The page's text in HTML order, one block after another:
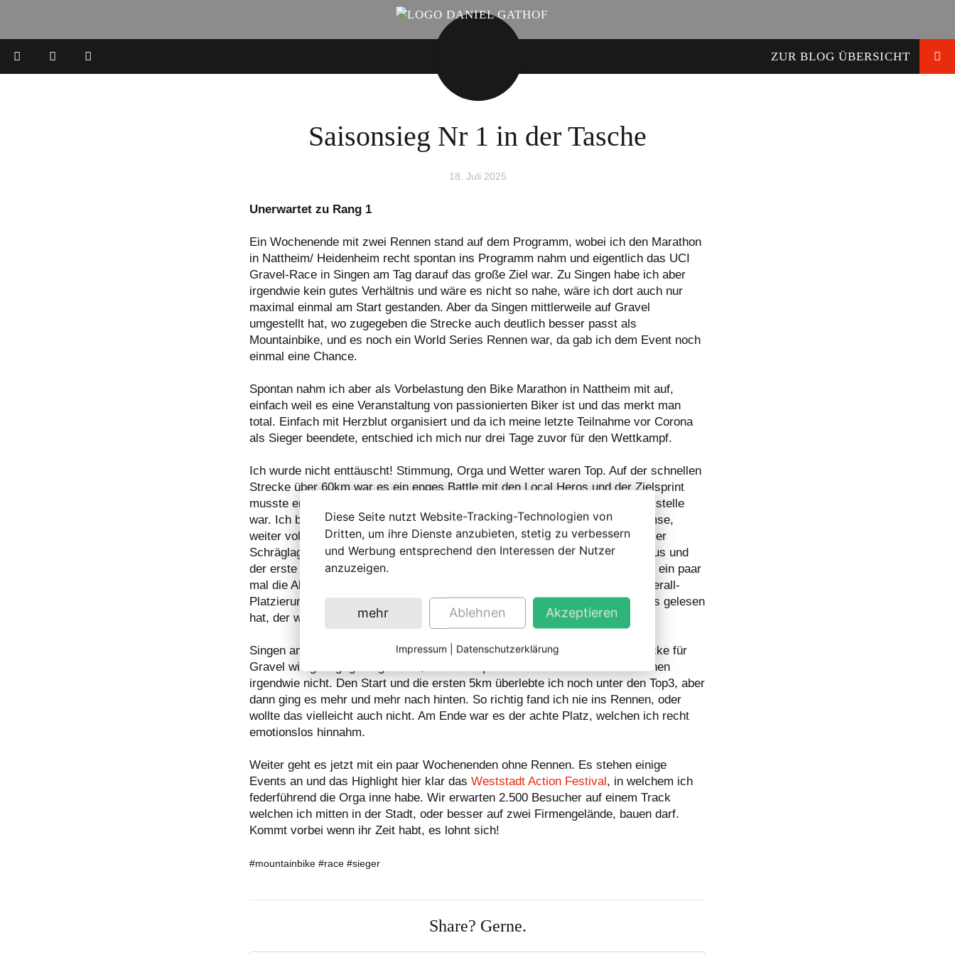
ZUR BLOG ÜBERSICHT
Saisonsieg Nr 1 in der Tasche
18. Juli 2025
Unerwartet zu Rang 1
Ein Wochenende mit zwei Rennen stand auf dem Programm, wobei ich den Marathon
in Nattheim/ Heidenheim recht spontan ins Programm nahm und eigentlich das UCI
Gravel-Race in Singen am Tag darauf das große Ziel war. Zu Singen habe ich aber
irgendwie kein gutes Verhältnis und wäre es nicht so nahe, wäre ich dort auch nur
maximal einmal am Start gestanden. Aber da Singen mittlerweile auf Gravel
umgestellt hat, wo zugegeben die Strecke auch deutlich besser passt als
Mountainbike, und es noch ein World Series Rennen war, da gab ich dem Event noch
einmal eine Chance.
Spontan nahm ich aber als Vorbelastung den Bike Marathon in Nattheim mit auf,
einfach weil es eine Veranstaltung von passionierten Biker ist und das merkt man
total. Einfach mit Herzblut organisiert und da ich meine letzte Teilnahme vor Corona
als Sieger beendete, entschied ich mich nur drei Tage zuvor für den Wettkampf.
Ich wurde nicht enttäuscht! Stimmung, Orga und Wetter waren Top. Auf der schnellen
Strecke über 60km war es ein enges Battle mit den Local Heros und der Zielsprint
musste entscheiden. Der war sauknapp da die Schikane zuvor die Schlüsselstelle
war. Ich bog knapp nicht wie geplant als erster ein. Also Finger von der Bremse,
weiter volle Watt in die Pedale hämmern und hoffen das der Reifen in extremer
Schräglage genug Grip hat. Erfahrung sowie Wille zahlten sich in dem Fall aus und
der erste richtige Saisonsieg war in der Tasche. Zwar konnte ich 2025 schon ein paar
mal die Altersklasse gewinnen, für mich entscheidend ist aber immer die Overall-
Platzierung und hier war der Sieg Balsam für die Seele. Wer die letzten Blogs gelesen
hat, der weiß warum.
Singen am Tag darauf war dann nur noch Bonus und auch wenn ich die Strecke für
Gravel wie gesagt ganz gut fand, wollten Kopf und Beine in dem 110km Rennen
irgendwie nicht. Den Start und die ersten 5km überlebte ich noch unter den Top3, aber
dann ging es mehr und mehr nach hinten. So richtig fand ich nie ins Rennen, oder
wollte das vielleicht auch nicht. Am Ende war es der achte Platz, welchen ich recht
emotionslos hinnahm.
Weiter geht es jetzt mit ein paar Wochenenden ohne Rennen. Es stehen einige
Events an und das Highlight hier klar das Weststadt Action Festival, in welchem ich
federführend die Orga inne habe. Wir erwarten 2.500 Besucher auf einem Track
welchen ich mitten in der Stadt, oder besser auf zwei Firmengelände, bauen darf.
Kommt vorbei wenn ihr Zeit habt, es lohnt sich!
#mountainbike #race #sieger
Share? Gerne.
Diese Seite nutzt Website-Tracking-Technologien von
Dritten, um ihre Dienste anzubieten, stetig zu verbessern
und Werbung entsprechend den Interessen der Nutzer
anzuzeigen.
Akzeptieren
Ablehnen
mehr
Impressum Datenschutzerklärung